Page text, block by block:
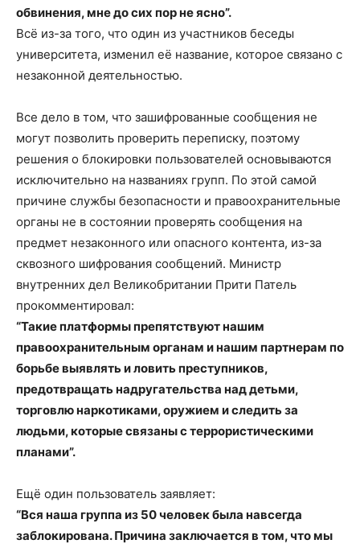
обвинения, мне до сих пор не ясно”.
Всё из-за того, что один из участников беседы
университета, изменил её название, которое связано с
незаконной деятельностью.
Все дело в том, что зашифрованные сообщения не
могут позволить проверить переписку, поэтому
решения о блокировки пользователей основываются
исключительно на названиях групп. По этой самой
причине службы безопасности и правоохранительные
органы не в состоянии проверять сообщения на
предмет незаконного или опасного контента, из-за
сквозного шифрования сообщений. Министр
внутренних дел Великобритании Прити Патель
прокомментировал:
“Такие платформы препятствуют нашим
правоохранительным органам и нашим партнерам по
борьбе выявлять и ловить преступников,
предотвращать надругательства над детьми,
торговлю наркотиками, оружием и следить за
людьми, которые связаны с террористическими
планами”.
Ещё один пользователь заявляет:
“Вся наша группа из 50 человек была навсегда
заблокирована. Причина заключается в том, что мы